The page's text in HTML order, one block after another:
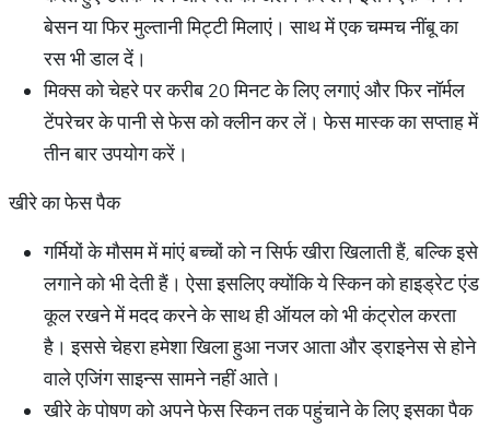
बेसन या फिर मुल्तानी मिट्टी मिलाएं। साथ में एक चम्मच नींबू का
रस भी डाल दें।
मिक्स को चेहरे पर करीब 20 मिनट के लिए लगाएं और फिर नॉर्मल
टेंपरेचर के पानी से फेस को क्लीन कर लें। फेस मास्क का सप्ताह में
तीन बार उपयोग करें।
खीरे का फेस पैक
गर्मियों के मौसम में मांएं बच्चों को न सिर्फ खीरा खिलाती हैं, बल्कि इसे
लगाने को भी देती हैं। ऐसा इसलिए क्योंकि ये स्किन को हाइड्रेट एंड
कूल रखने में मदद करने के साथ ही ऑयल को भी कंट्रोल करता
है। इससे चेहरा हमेशा खिला हुआ नजर आता और ड्राइनेस से होने
वाले एजिंग साइन्स सामने नहीं आते।
खीरे के पोषण को अपने फेस स्किन तक पहुंचाने के लिए इसका पैक